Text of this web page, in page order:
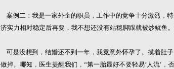
案例二：我是一家外企的职员，工作中的竞争十分激烈，
济实力相对稳定后再要，我不想还没有站稳脚跟就被炒鱿鱼
可是没想到，结婚还不到一年，我竟意外怀孕了。摸着肚
做掉。哪知，医生提醒我们，“第一胎最好不要轻易‘人流’，